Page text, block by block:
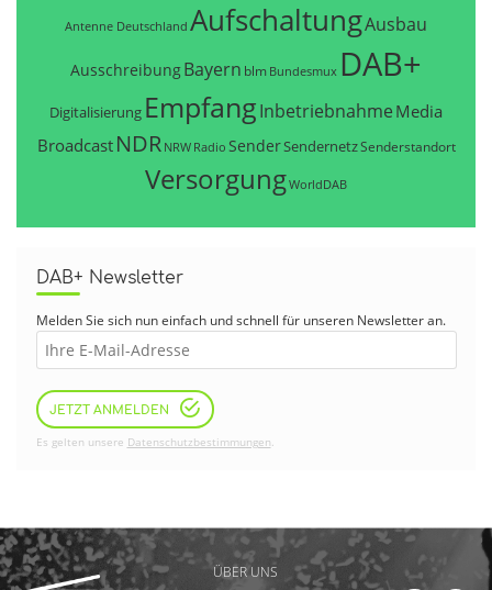
Antenne Deutschland AufschaltungAusbau
AusschreibungBayern blm Bundesmux DAB+
Digitalisierung EmpfangInbetriebnahme Media
Broadcast NDR NRW Radio SenderSendernetzSenderstandort
VersorgungWorldDAB
DAB+ Newsletter
Melden Sie sich nun einfach und schnell für unseren Newsletter an.
JETZT ANMELDEN
Es gelten unsere Datenschutzbestimmungen.
ÜBER UNS